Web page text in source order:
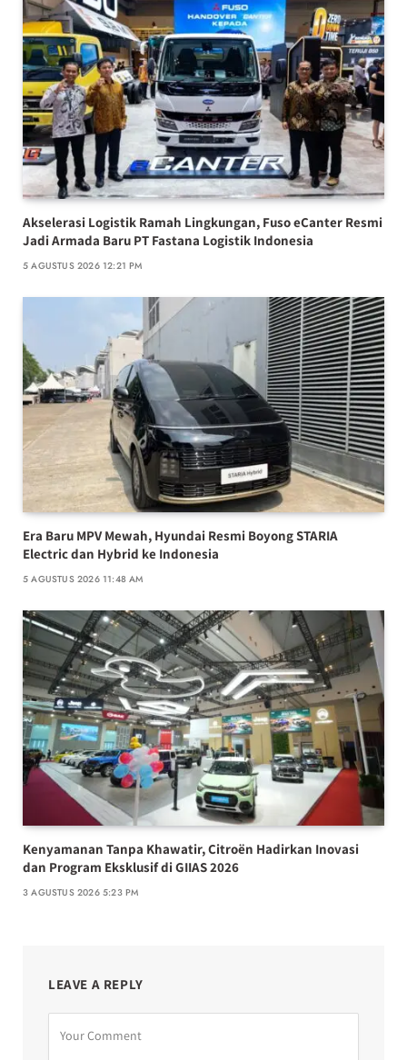
Akselerasi Logistik Ramah Lingkungan, Fuso eCanter Resmi
Jadi Armada Baru PT Fastana Logistik Indonesia
5 AGUSTUS 2026 12:21 PM
Era Baru MPV Mewah, Hyundai Resmi Boyong STARIA
Electric dan Hybrid ke Indonesia
5 AGUSTUS 2026 11:48 AM
Kenyamanan Tanpa Khawatir, Citroën Hadirkan Inovasi
dan Program Eksklusif di GIIAS 2026
3 AGUSTUS 2026 5:23 PM
LEAVE A REPLY